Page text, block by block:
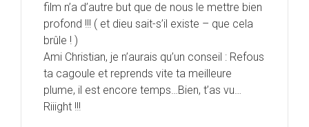
film n’a d’autre but que de nous le mettre bien
profond !!! ( et dieu sait-s’il existe – que cela
brûle ! )
Ami Christian, je n’aurais qu’un conseil : Refous
ta cagoule et reprends vite ta meilleure
plume, il est encore temps…Bien, t’as vu…
Riiight !!!